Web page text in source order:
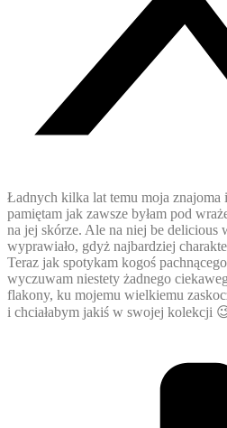
Ładnych kilka lat temu moja znajoma
pamiętam jak zawsze byłam pod
na jej skórze. Ale na niej be delicious
wyprawiało, gdyż najbardziej
Teraz jak spotykam kogoś
wyczuwam niestety żadnego
flakony, ku mojemu wielkiemu
i chciałabym jakiś w swojej kolekcji